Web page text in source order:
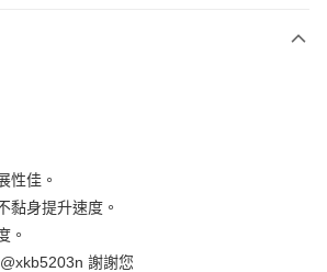
性佳。
黏身提升速度。
。
謝謝您